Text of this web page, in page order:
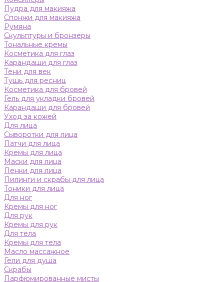
Пудра для макияжа
Спонжи для макияжа
Румяна
Скульптуры и бронзеры
Тональные кремы
Косметика для глаз
Карандаши для глаз
Тени для век
Тушь для ресниц
Косметика для бровей
Гель для укладки бровей
Карандаши для бровей
Уход за кожей
Для лица
Сыворотки для лица
Патчи для лица
Кремы для лица
Маски для лица
Пенки для лица
Пилинги и скрабы для лица
Тоники для лица
Для ног
Кремы для ног
Для рук
Кремы для рук
Для тела
Кремы для тела
Масло массажное
Гели для душа
Скрабы
Парфюмированные мисты